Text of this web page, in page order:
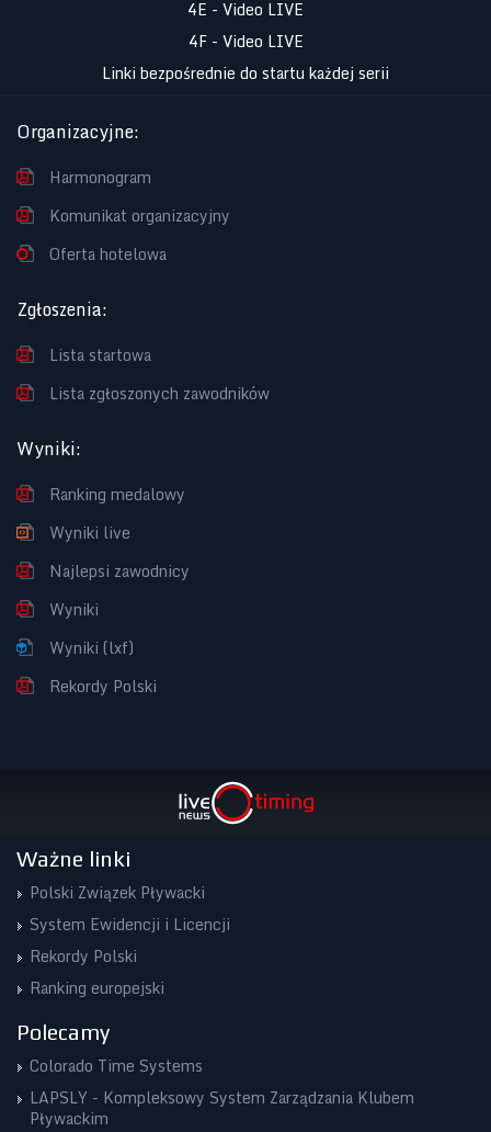
4E - Video LIVE
4F - Video LIVE
Linki bezpośrednie do startu każdej serii
Organizacyjne:
Harmonogram
Komunikat organizacyjny
Oferta hotelowa
Zgłoszenia:
Lista startowa
Lista zgłoszonych zawodników
Wyniki:
Ranking medalowy
Wyniki live
Najlepsi zawodnicy
Wyniki
Wyniki (lxf)
Rekordy Polski
Ważne linki
Polski Związek Pływacki
System Ewidencji i Licencji
Rekordy Polski
Ranking europejski
Polecamy
Colorado Time Systems
LAPSLY - Kompleksowy System Zarządzania Klubem
Pływackim